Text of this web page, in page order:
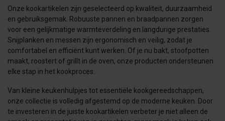
Onze kookartikelen zijn geselecteerd op kwaliteit, duurzaamheid
en gebruiksgemak. Robuuste pannen en braadpannen zorgen
voor een gelijkmatige warmteverdeling en langdurige prestaties.
Snijplanken en messen zijn ergonomisch en veilig, zodat je
comfortabel en efficiënt kunt werken. Of je nu bakt, stoofpotten
maakt, roostert of grillt in de oven, onze producten ondersteunen
elke stap in het kookproces.
Van kleine keukenhulpjes tot essentiële kookgereedschappen,
onze collectie is volledig afgestemd op de moderne keuken. Door
te investeren in de juiste kookartikelen verbeter je niet alleen de